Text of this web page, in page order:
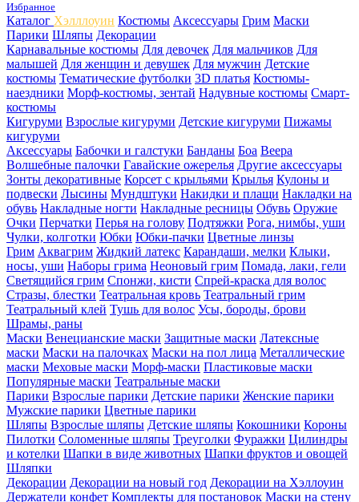
Избранное
Каталог Хэлллоуин Костюмы Аксессуары Грим Маски
Парики Шляпы Декорации
Карнавальные костюмы Для девочек Для мальчиков Для
малышей Для женщин и девушек Для мужчин Детские
костюмы Тематические футболки 3D платья Костюмы-
наездники Морф-костюмы, зентай Надувные костюмы Смарт-
костюмы
Кигуруми Взрослые кигуруми Детские кигуруми Пижамы
кигуруми
Аксессуары Бабочки и галстуки Банданы Боа Веера
Волшебные палочки Гавайские ожерелья Другие аксессуары
Зонты декоративные Корсет с крыльями Крылья Кулоны и
подвески Лысины Мундштуки Накидки и плащи Накладки на
обувь Накладные ногти Накладные ресницы Обувь Оружие
Очки Перчатки Перья на голову Подтяжки Рога, нимбы, уши
Чулки, колготки Юбки Юбки-пачки Цветные линзы
Грим Аквагрим Жидкий латекс Карандаши, мелки Клыки,
носы, уши Наборы грима Неоновый грим Помада, лаки, гели
Светящийся грим Спонжи, кисти Спрей-краска для волос
Стразы, блестки Театральная кровь Театральный грим
Театральный клей Тушь для волос Усы, бороды, брови
Шрамы, раны
Маски Венецианские маски Защитные маски Латексные
маски Маски на палочках Маски на пол лица Металлические
маски Меховые маски Морф-маски Пластиковые маски
Популярные маски Театральные маски
Парики Взрослые парики Детские парики Женские парики
Мужские парики Цветные парики
Шляпы Взрослые шляпы Детские шляпы Кокошники Короны
Пилотки Соломенные шляпы Треуголки Фуражки Цилиндры
и котелки Шапки в виде животных Шапки фруктов и овощей
Шляпки
Декорации Декорации на новый год Декорации на Хэллоуин
Держатели конфет Комплекты для постановок Маски на стену